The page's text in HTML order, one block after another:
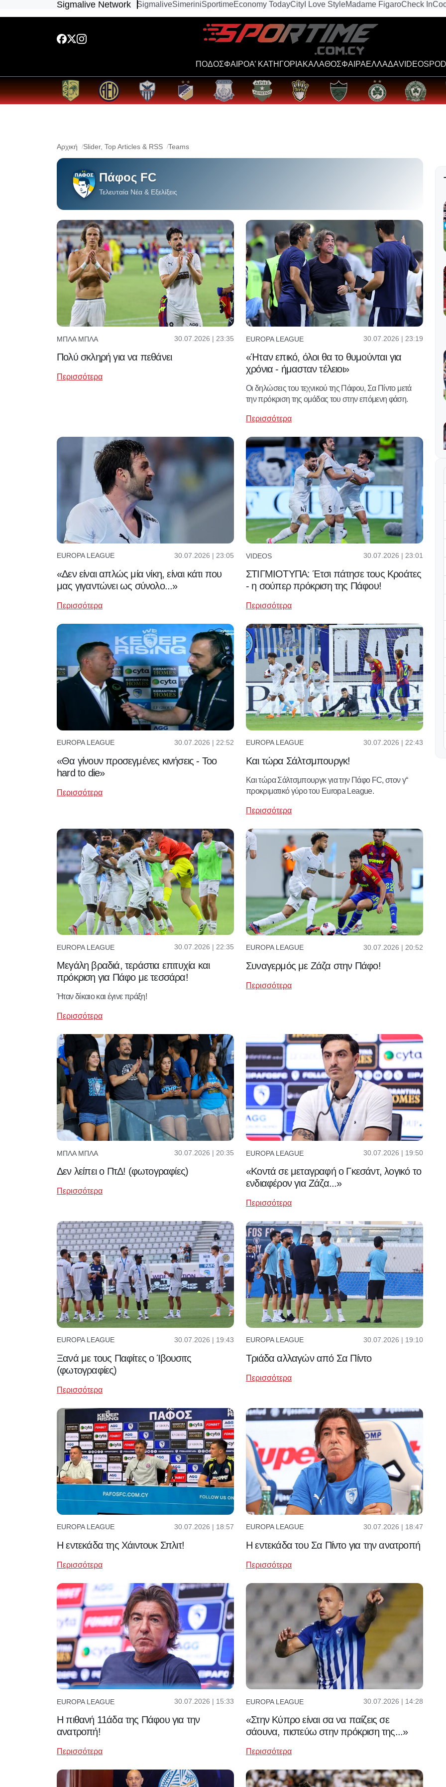
Sigmalive Network SigmaliveSimeriniSportimeEconomy TodayCity I Love StyleMadame FigaroCheck In
ΠΟΔΟΣΦΑΙΡΟΑ’ ΚΑΤΗΓΟΡΙΑΚΑΛΑΘΟΣΦΑΙΡΑΕΛΛΑΔΑVIDEOS
Αρχική Slider, Top Articles & RSS Teams
Πάφος FC
Τελευταία Νέα & Εξελίξεις
ΜΠΛΑ ΜΠΛΑ 30.07.2026 | 23:35
Πολύ σκληρή για να πεθάνει
Περισσότερα
EUROPA LEAGUE 30.07.2026 | 23:19
«Ήταν επικό, όλοι θα το θυμούνται για
χρόνια - ήμασταν τέλειοι»
Οι δηλώσεις του τεχνικού της Πάφου, Σα Πίντο μετά
την πρόκριση της ομάδας του στην επόμενη φάση.
Περισσότερα
EUROPA LEAGUE 30.07.2026 | 23:05
«Δεν είναι απλώς μία νίκη, είναι κάτι που
μας γιγαντώνει ως σύνολο...»
Περισσότερα
VIDEOS 30.07.2026 | 23:01
ΣΤΙΓΜΙΟΤΥΠΑ: Έτσι πάτησε τους Κροάτες
- η σούπερ πρόκριση της Πάφου!
Περισσότερα
EUROPA LEAGUE 30.07.2026 | 22:52
«Θα γίνουν προσεγμένες κινήσεις - Too
hard to die»
Περισσότερα
EUROPA LEAGUE 30.07.2026 | 22:43
Και τώρα Σάλτσμπουργκ!
Και τώρα Σάλτσμπουργκ για την Πάφο FC, στον γ“
προκριματικό γύρο του Europa League.
Περισσότερα
EUROPA LEAGUE 30.07.2026 | 22:35
Μεγάλη βραδιά, τεράστια επιτυχία και
πρόκριση για Πάφο με τεσσάρα!
Ήταν δίκαιο και έγινε πράξη!
Περισσότερα
EUROPA LEAGUE 30.07.2026 | 20:52
Συναγερμός με Ζάζα στην Πάφο!
Περισσότερα
ΜΠΛΑ ΜΠΛΑ 30.07.2026 | 20:35
Δεν λείπει ο ΠτΔ! (φωτογραφίες)
Περισσότερα
EUROPA LEAGUE 30.07.2026 | 19:50
«Κοντά σε μεταγραφή ο Γκεσάντ, λογικό το
ενδιαφέρον για Ζάζα...»
Περισσότερα
EUROPA LEAGUE 30.07.2026 | 19:43
Ξανά με τους Παφίτες ο Ίβουσιτς
(φωτογραφίες)
Περισσότερα
EUROPA LEAGUE 30.07.2026 | 19:10
Τριάδα αλλαγών από Σα Πίντο
Περισσότερα
EUROPA LEAGUE 30.07.2026 | 18:57
Η εντεκάδα της Χάιντουκ Σπλιτ!
Περισσότερα
EUROPA LEAGUE 30.07.2026 | 18:47
Η εντεκάδα του Σα Πίντο για την ανατροπή
Περισσότερα
EUROPA LEAGUE 30.07.2026 | 15:33
Η πιθανή 11άδα της Πάφου για την
ανατροπή!
Περισσότερα
EUROPA LEAGUE 30.07.2026 | 14:28
«Στην Κύπρο είναι σα να παίζεις σε
σάουνα, πιστεύω στην πρόκριση της...»
Περισσότερα